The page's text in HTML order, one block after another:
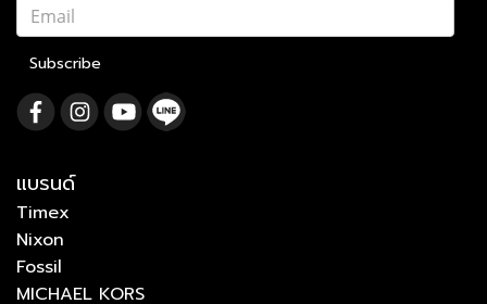
Subscribe
แบรนด์
Timex
Nixon
Fossil
MICHAEL KORS